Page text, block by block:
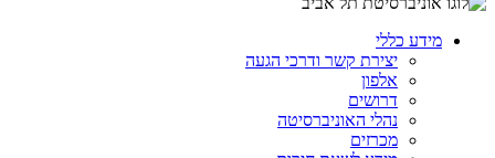
מידע כללי
יצירת קשר ודרכי הגעה
אלפון
דרושים
נהלי האוניברסיטה
מכרזים